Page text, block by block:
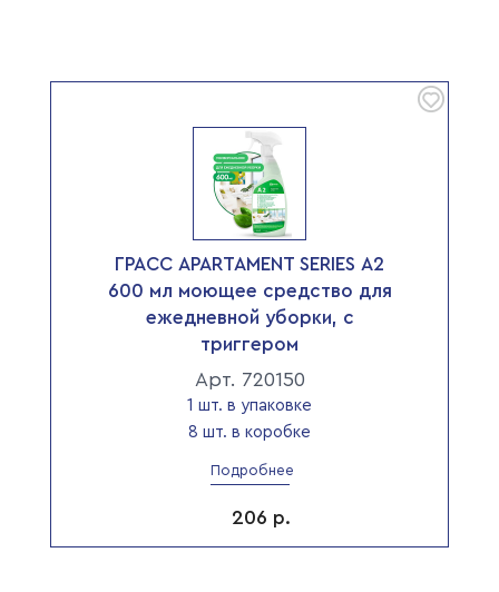
ГРАСС APARTAMENT SERIES А2
600 мл моющее средство для
ежедневной уборки, с
триггером
Арт. 720150
1 шт. в упаковке
8 шт. в коробке
Подробнее
206 р.